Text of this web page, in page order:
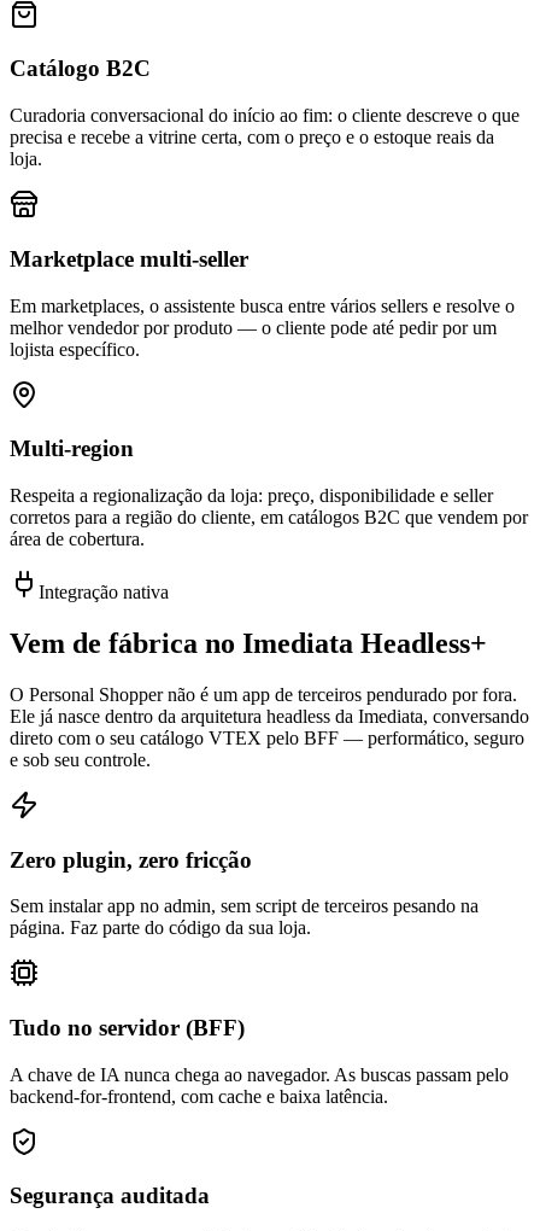
Catálogo B2C
Curadoria conversacional do início ao fim: o cliente descreve o que
precisa e recebe a vitrine certa, com o preço e o estoque reais da
loja.
Marketplace multi-seller
Em marketplaces, o assistente busca entre vários sellers e resolve o
melhor vendedor por produto — o cliente pode até pedir por um
lojista específico.
Multi-region
Respeita a regionalização da loja: preço, disponibilidade e seller
corretos para a região do cliente, em catálogos B2C que vendem por
área de cobertura.
Integração nativa
Vem de fábrica no Imediata Headless+
O Personal Shopper não é um app de terceiros pendurado por fora.
Ele já nasce dentro da arquitetura headless da Imediata, conversando
direto com o seu catálogo VTEX pelo BFF — performático, seguro
e sob seu controle.
Zero plugin, zero fricção
Sem instalar app no admin, sem script de terceiros pesando na
página. Faz parte do código da sua loja.
Tudo no servidor (BFF)
A chave de IA nunca chega ao navegador. As buscas passam pelo
backend-for-frontend, com cache e baixa latência.
Segurança auditada